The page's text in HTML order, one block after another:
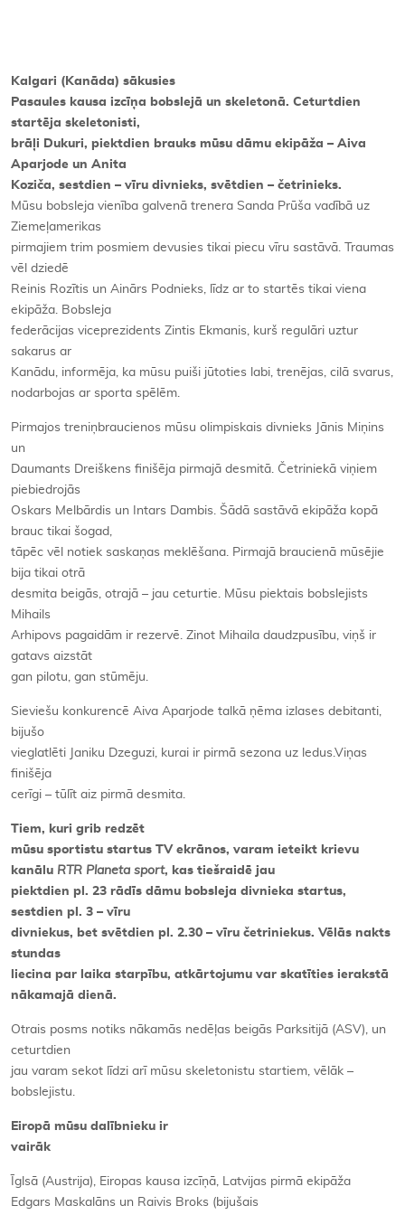
Kalgari (Kanāda) sākusies
Pasaules kausa izcīņa bobslejā un skeletonā. Ceturtdien
startēja skeletonisti,
brāļi Dukuri, piektdien brauks mūsu dāmu ekipāža – Aiva
Aparjode un Anita
Koziča, sestdien – vīru divnieks, svētdien – četrinieks.
Mūsu bobsleja vienība galvenā trenera Sanda Prūša vadībā uz
Ziemeļamerikas
pirmajiem trim posmiem devusies tikai piecu vīru sastāvā. Traumas
vēl dziedē
Reinis Rozītis un Ainārs Podnieks, līdz ar to startēs tikai viena
ekipāža. Bobsleja
federācijas viceprezidents Zintis Ekmanis, kurš regulāri uztur
sakarus ar
Kanādu, informēja, ka mūsu puiši jūtoties labi,­ trenējas, cilā svarus,
nodarbojas ar sporta spēlēm.
Pirmajos treniņbraucienos mūsu olimpiskais divnieks Jānis Miņins
un
Daumants Dreiškens finišēja pirmajā desmitā. Četriniekā viņiem
piebiedrojās
Oskars Melbārdis un Intars Dambis. Šādā sastāvā ekipāža kopā
brauc tikai šogad,
tāpēc vēl notiek saskaņas meklēšana. Pirmajā braucienā mūsējie
bija tikai otrā
desmita beigās, otrajā – jau ceturtie. Mūsu piektais bobslejists
Mihails
Arhipovs pagaidām ir rezervē. Zinot Mihaila daudzpusību, viņš ir
gatavs aizstāt
gan pilotu, gan stūmēju.
Sieviešu konkurencē Aiva Aparjode talkā ņēma izlases debitanti,
bijušo
vieglatlēti Janiku Dzeguzi, kurai ir pirmā sezona uz ledus.Viņas
finišēja
cerīgi – tūlīt aiz pirmā desmita.
Tiem, kuri grib redzēt
mūsu sportistu startus TV ekrānos, varam ieteikt krievu
kanālu RTR Planeta sport, kas tiešraidē jau
piektdien pl. 23 rādīs dāmu bobsleja divnieka startus,
sestdien pl. 3 – vīru
divniekus, bet svētdien pl. 2.30 – vīru četriniekus. Vēlās nakts
stundas
liecina par laika starpību, atkārtojumu var skatīties ierakstā
nākamajā dienā.
Otrais posms notiks nākamās nedēļas beigās Parksitijā (ASV), un
ceturtdien
jau varam sekot līdzi arī mūsu skeletonistu startiem, vēlāk –
bobslejistu.
Eiropā mūsu dalībnieku ir
vairāk
Īglsā (Austrija), Eiropas kausa izcīņā, Latvijas pirmā ekipāža
Edgars Maskalāns un Raivis Broks (bijušais